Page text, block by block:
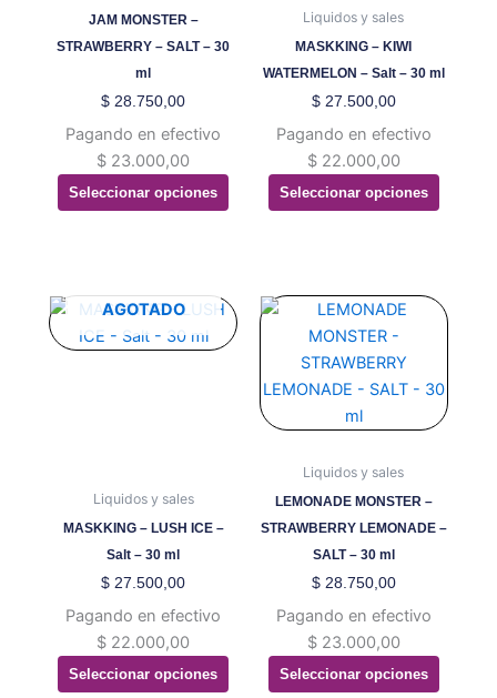
JAM MONSTER –
STRAWBERRY – SALT – 30
ml
$ 28.750,00
Pagando en efectivo
$ 23.000,00
Seleccionar opciones
Las
opciones
se
pueden
en
la
página
Liquidos y sales
MASKKING – KIWI
WATERMELON – Salt – 30 ml
$27.500,00
Pagando en efectivo
$22.000,00
Seleccionar opciones
Las
opciones
se
pueden
en
la
página
AGOTADO
Liquidos y sales
MASKKING – LUSH ICE –
Salt – 30 ml
$ 27.500,00
Pagando en efectivo
$ 22.000,00
Seleccionar opciones
Este
producto
se
pueden
elegir
en
página
de
producto
Liquidos y sales
LEMONADE MONSTER –
STRAWBERRY LEMONADE –
SALT – 30 ml
$28.750,00
Pagando en efectivo
$23.000,00
Seleccionar opciones
Este
producto
tiene
múltiples
variantes.
opciones
se
pueden
elegir
en
página
de
producto